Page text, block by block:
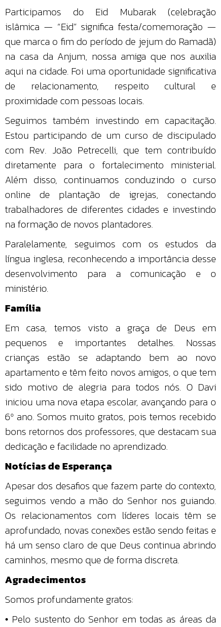
Participamos do Eid Mubarak (celebração
islâmica — “Eid” significa festa/comemoração —
que marca o fim do período de jejum do Ramadã)
na casa da Anjum, nossa amiga que nos auxilia
aqui na cidade. Foi uma oportunidade significativa
de relacionamento, respeito cultural e
proximidade com pessoas locais.
Seguimos também investindo em capacitação.
Estou participando de um curso de discipulado
com Rev. João Petrecelli, que tem contribuído
diretamente para o fortalecimento ministerial.
Além disso, continuamos conduzindo o curso
online de plantação de igrejas, conectando
trabalhadores de diferentes cidades e investindo
na formação de novos plantadores.
Paralelamente, seguimos com os estudos da
língua inglesa, reconhecendo a importância desse
desenvolvimento para a comunicação e o
ministério.
Família
Em casa, temos visto a graça de Deus em
pequenos e importantes detalhes. Nossas
crianças estão se adaptando bem ao novo
apartamento e têm feito novos amigos, o que tem
sido motivo de alegria para todos nós. O Davi
iniciou uma nova etapa escolar, avançando para o
6º ano. Somos muito gratos, pois temos recebido
bons retornos dos professores, que destacam sua
dedicação e facilidade no aprendizado.
Notícias de Esperança
Apesar dos desafios que fazem parte do contexto,
seguimos vendo a mão do Senhor nos guiando.
Os relacionamentos com líderes locais têm se
aprofundado, novas conexões estão sendo feitas e
há um senso claro de que Deus continua abrindo
caminhos, mesmo que de forma discreta.
Agradecimentos
Somos profundamente gratos:
• Pelo sustento do Senhor em todas as áreas da